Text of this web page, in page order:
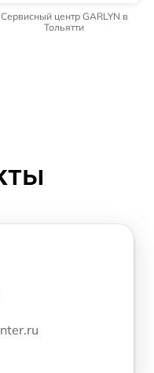
Сервисный центр GARLYN в
Тольятти